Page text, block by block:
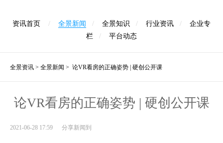
资讯首页 / 全景新闻 / 全景知识 / 行业资讯 /
企业专
栏
/ 平台动态
全景资讯 > 全景新闻 > 论VR看房的正确姿势 | 硬创公开课
论VR看房的正确姿势 | 硬创公开课
2021-06-28 17:59 分享新闻到